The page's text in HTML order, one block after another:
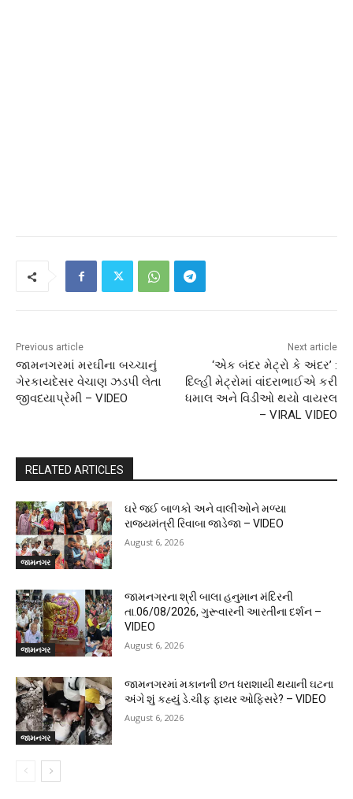
Previous article
જામનગરમાં મરઘીના બચ્ચાનું
ગેરકાયદેસર વેચાણ ઝડપી લેતા
જીવદયાપ્રેમી – VIDEO
Next article
‘એક બંદર મેટ્રો કે અંદર’ :
દિલ્હી મેટ્રોમાં વાંદરાભાઈએ કરી
ધમાલ અને વિડીઓ થયો વાયરલ
– VIRAL VIDEO
RELATED ARTICLES
જામનગર
ઘરે જઈ બાળકો અને વાલીઓને મળ્યા
રાજ્યમંત્રી રિવાબા જાડેજા – VIDEO
August 6, 2026
જામનગર
જામનગરના શ્રી બાલા હનુમાન મંદિરની
તા.06/08/2026, ગુરૂવારની આરતીના દર્શન –
VIDEO
August 6, 2026
જામનગર
જામનગરમાં મકાનની છત ધરાશાયી થયાની ઘટના
અંગે શું કહ્યું ડે.ચીફ ફાયર ઓફિસરે? – VIDEO
August 6, 2026